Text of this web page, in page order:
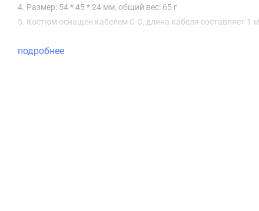
4. Размер: 54 * 45 * 24 мм, общий вес: 65 г
5. Костюм оснащен кабелем C-C, длина кабеля составляет 1 м
подробнее